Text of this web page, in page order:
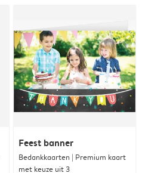
Feest banner
Bedankkaarten | Premium kaart
met keuze uit 3